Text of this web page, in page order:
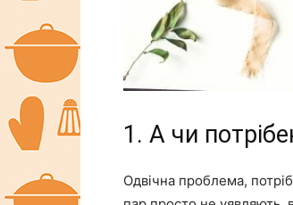
1. А чи
Одвічна проблема,